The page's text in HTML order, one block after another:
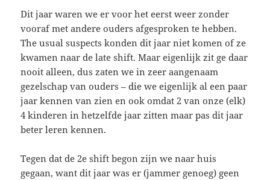
Dit jaar waren we er voor het eerst weer zonder
vooraf met andere ouders afgesproken te hebben.
The usual suspects konden dit jaar niet komen of ze
kwamen naar de late shift. Maar eigenlijk zit ge daar
nooit alleen, dus zaten we in zeer aangenaam
gezelschap van ouders – die we eigenlijk al een paar
jaar kennen van zien en ook omdat 2 van onze (elk)
4 kinderen in hetzelfde jaar zitten maar pas dit jaar
beter leren kennen.
Tegen dat de 2e shift begon zijn we naar huis
gegaan, want dit jaar was er (jammer genoeg) geen